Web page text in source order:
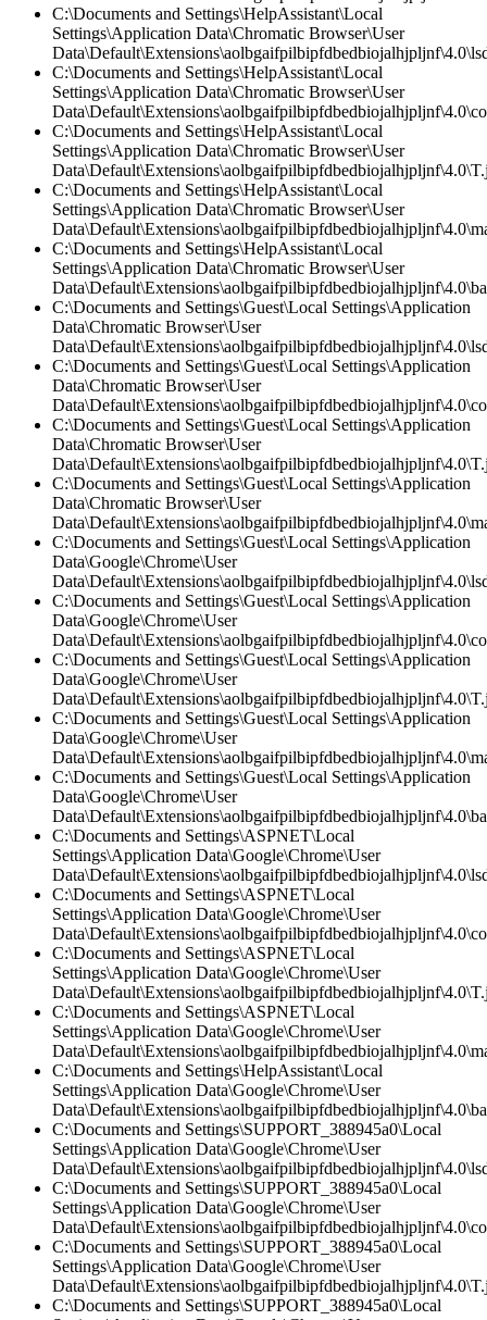
C:\Documents and Settings\HelpAssistant\Local
Settings\Application Data\Chromatic Browser\User
C:\Documents and Settings\HelpAssistant\Local
Settings\Application Data\Chromatic Browser\User
C:\Documents and Settings\HelpAssistant\Local
Settings\Application Data\Chromatic Browser\User
C:\Documents and Settings\HelpAssistant\Local
Settings\Application Data\Chromatic Browser\User
C:\Documents and Settings\HelpAssistant\Local
Settings\Application Data\Chromatic Browser\User
C:\Documents and Settings\Guest\Local Settings\Application
Data\Chromatic Browser\User
C:\Documents and Settings\Guest\Local Settings\Application
Data\Chromatic Browser\User
C:\Documents and Settings\Guest\Local Settings\Application
Data\Chromatic Browser\User
C:\Documents and Settings\Guest\Local Settings\Application
Data\Chromatic Browser\User
C:\Documents and Settings\Guest\Local Settings\Application
Data\Google\Chrome\User
C:\Documents and Settings\Guest\Local Settings\Application
Data\Google\Chrome\User
C:\Documents and Settings\Guest\Local Settings\Application
Data\Google\Chrome\User
C:\Documents and Settings\Guest\Local Settings\Application
Data\Google\Chrome\User
C:\Documents and Settings\Guest\Local Settings\Application
Data\Google\Chrome\User
C:\Documents and Settings\ASPNET\Local
Settings\Application Data\Google\Chrome\User
C:\Documents and Settings\ASPNET\Local
Settings\Application Data\Google\Chrome\User
C:\Documents and Settings\ASPNET\Local
Settings\Application Data\Google\Chrome\User
C:\Documents and Settings\ASPNET\Local
Settings\Application Data\Google\Chrome\User
C:\Documents and Settings\HelpAssistant\Local
Settings\Application Data\Google\Chrome\User
C:\Documents and Settings\SUPPORT_388945a0\Local
Settings\Application Data\Google\Chrome\User
C:\Documents and Settings\SUPPORT_388945a0\Local
Settings\Application Data\Google\Chrome\User
C:\Documents and Settings\SUPPORT_388945a0\Local
Settings\Application Data\Google\Chrome\User
C:\Documents and Settings\SUPPORT_388945a0\Local